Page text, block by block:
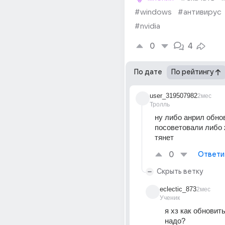
#windows
#антивирус
#nvidia
0 4
По дате По рейтингу
user_319507982
Тролль
2мес
ну либо анрил
посоветовали либо
тянет
0
Скрыть ветку
eclectic_873
Ученик
2мес
я хз как
надо?